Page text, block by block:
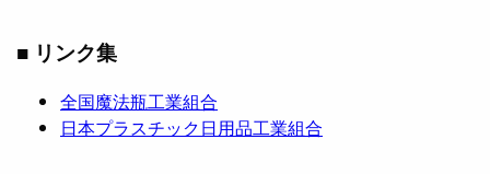
■ リンク集
全国魔法瓶工業組合
日本プラスチック日用品工業組合